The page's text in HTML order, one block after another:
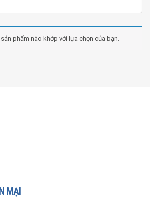
phẩm nào khớp với lựa chọn của bạn.
MẠI